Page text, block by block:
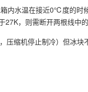
内水温在接近0℃度的时
27K，则需断开两根线中
缩机停止制冷）但冰块